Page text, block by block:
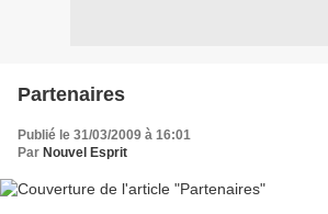
Partenaires
Publié le 31/03/2009 à 16:01
Par Nouvel Esprit